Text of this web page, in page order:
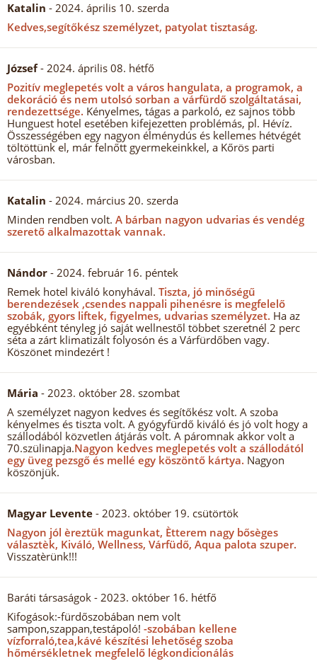
Katalin - 2024. április 10. szerda
Kedves,segítőkész személyzet, patyolat tisztaság.
József- 2024. április 08. hétfő
Pozitív meglepetés volt a város hangulata, a programok, a
dekoráció és nem utolsó sorban a várfürdő szolgáltatásai,
rendezettsége. Kényelmes, tágas a parkoló, ez sajnos több
Hunguest hotel esetében kifejezetten problémás, pl. Hévíz.
Összességében egy nagyon élménydús és kellemes hétvégét
töltöttünk el, már felnőtt gyermekeinkkel, a Kőrös parti
városban.
Katalin - 2024. március 20. szerda
Minden rendben volt. A bárban nagyon udvarias és vendég
szerető alkalmazottak vannak.
Nándor - 2024. február 16. péntek
Remek hotel kiváló konyhával. Tiszta, jó minőségű
berendezések ,csendes nappali pihenésre is megfelelő
szobák, gyors liftek, figyelmes, udvarias személyzet. Ha az
egyébként tényleg jó saját wellnestől többet szeretnél 2 perc
séta a zárt klimatizált folyosón és a Várfürdőben vagy.
Köszönet mindezért !
Mária - 2023. október 28. szombat
A személyzet nagyon kedves és segítőkész volt. A szoba
kényelmes és tiszta volt. A gyógyfürdő kiváló és jó volt hogy a
szállodából közvetlen átjárás volt. A páromnak akkor volt a
70.szülinapja.Nagyon kedves meglepetés volt a szállodától
egy üveg pezsgő és mellé egy köszöntő kártya. Nagyon
köszönjük.
Magyar Levente - 2023. október 19. csütörtök
Nagyon jól èreztük magunkat, Ètterem nagy bősèges
választèk, Kiváló, Wellness, Várfüdő, Aqua palota szuper.
Visszatèrünk!!!
Baráti társaságok - 2023. október 16. hétfő
Kifogások:-fürdőszobában nem volt
sampon,szappan,testápoló! -szobában kellene
vízforraló,tea,kávé készítési lehetőség szoba
hőmérsékletnek megfelelő légkondicionálás